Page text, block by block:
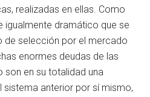
realizadas en ellas. Como
igualmente dramático que se
de selección por el mercado
enormes deudas de las
son en su totalidad una
sistema anterior por sí mismo,